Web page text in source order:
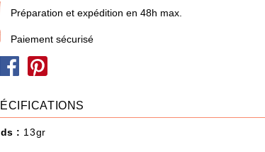
Préparation et expédition en 48h max.
Paiement sécurisé
: 13gr
/ Maman Anniversaire
Noël
les produits et ajoutez-les à votre Box en quelques clics.